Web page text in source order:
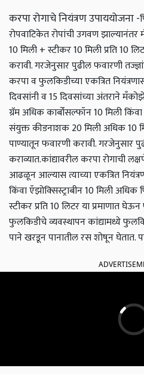
करपा रोगाचे नियंत्रण उपाययोजना -
रोपवाटिकेत रोपांची उगवण
10 मिली + स्टीकर 10 मिली प्रति 10
करावी. गरजेनुसार पुढील फवारणी
करपा व फुलकिडीच्या एकत्रित
दिवसांनी व 15 दिवसांच्या अंतराने
ग्रॅम अधिक कार्बोसल्फॉन 10 मिली
संयुक्त कीडनाशक 20 मिली अधिक 10
पाण्यातून फवारणी करावी. गरजेनुसार
कराव्यात.कांद्यावरील करपा रोगाची
आढळून आल्यास त्याच्या एकत्रित
किंवा ऍझोक्‍सिस्ट्राबीन 10 मिली अधिक
स्टीकर प्रति 10 लिटर या प्रमाणात
फुलकिडीचे व्यवस्थापनकांद्यामध्ये
पाने खरडून पानातील रस शोषून घेतात.